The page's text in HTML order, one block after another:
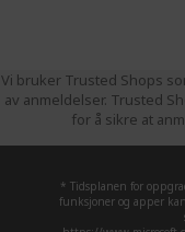
Vi bruker Trusted Shops
av anmeldelser. Trusted
for å sikre at
* Tidsplanen for
funksjoner og apper